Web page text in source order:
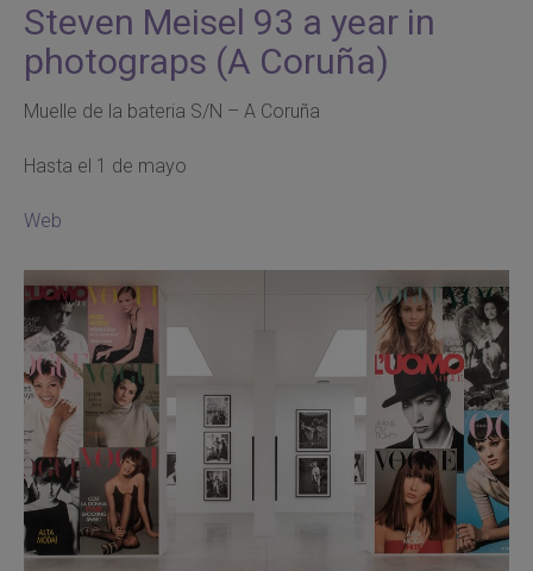
Steven Meisel 93 a year in
photograps (A Coruña)
Muelle de la bateria S/N – A Coruña
Hasta el 1 de mayo
Web